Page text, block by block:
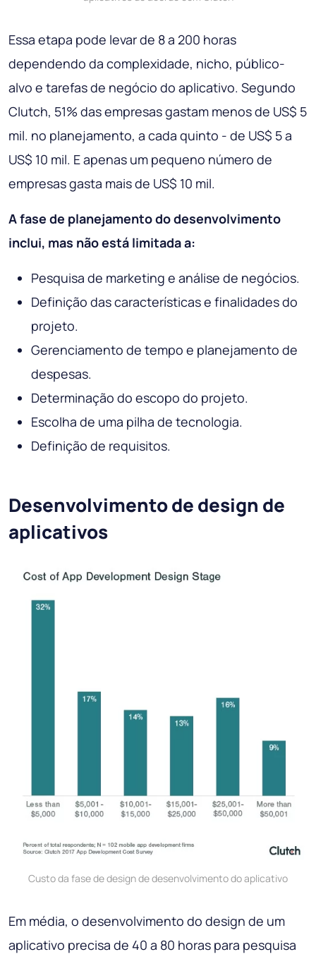
Essa etapa pode levar de 8 a 200 horas
dependendo da complexidade, nicho, público-
alvo e tarefas de negócio do aplicativo. Segundo
Clutch, 51% das empresas gastam menos de US$ 5
mil. no planejamento, a cada quinto - de US$ 5 a
US$ 10 mil. E apenas um pequeno número de
empresas gasta mais de US$ 10 mil.
A fase de planejamento do desenvolvimento
inclui, mas não está limitada a:
Pesquisa de marketing e análise de negócios.
Definição das características e finalidades do
projeto.
Gerenciamento de tempo e planejamento de
despesas.
Determinação do escopo do projeto.
Escolha de uma pilha de tecnologia.
Definição de requisitos.
Desenvolvimento de design de
aplicativos
Custo da fase de design de desenvolvimento do aplicativo
Em média, o desenvolvimento do design de um
aplicativo precisa de 40 a 80 horas para pesquisa